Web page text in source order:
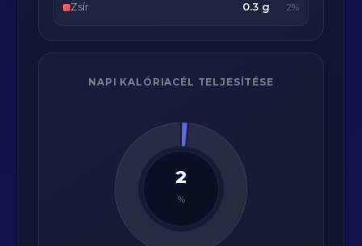
Zsír 0.3 g 2%
NAPI KALÓRIACÉL TELJESÍTÉSE
2
%